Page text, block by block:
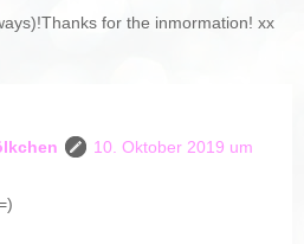
for the inmormation! xx
10. Oktober 2019 um